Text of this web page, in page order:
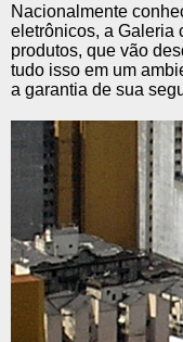
Nacionalmente
eletrônicos, a Galeria
produtos, que vão
tudo isso em um
a garantia de sua